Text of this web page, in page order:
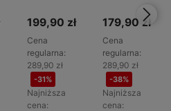
STAR
199,90 zł
Cena
regularna:
289,90 zł
-31%
Najniższa
cena:
damskie BIG
STAR
179,90 zł
Cena
regularna:
289,90 zł
-38%
Najniższa
cena: